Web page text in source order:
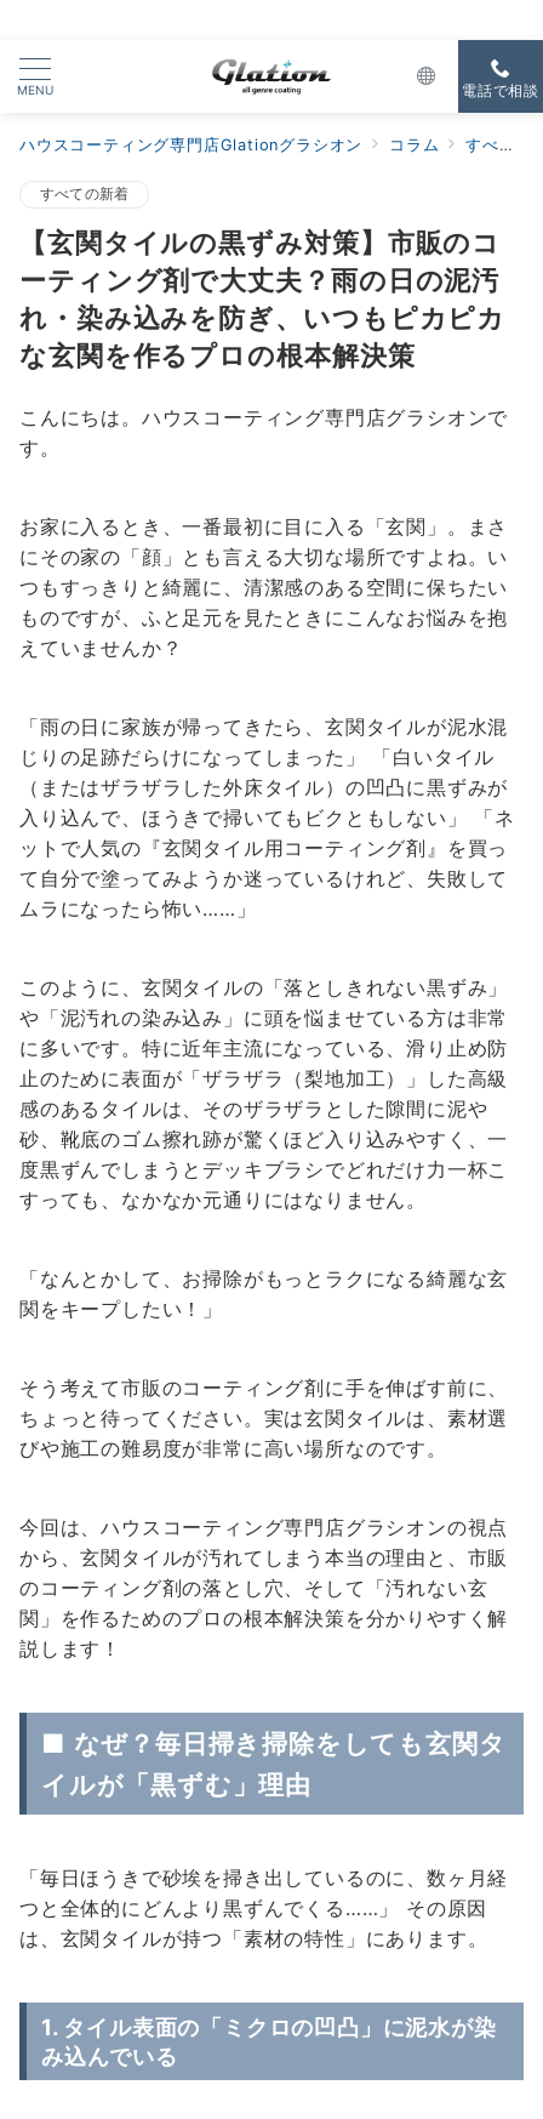
MENU 電話で相談
ハウスコーティング専門店Glationグラシオン コラム すべての新着
すべての新着
【玄関タイルの黒ずみ対策】市販のコ
ーティング剤で大丈夫？雨の日の泥汚
れ・染み込みを防ぎ、いつもピカピカ
な玄関を作るプロの根本解決策
こんにちは。ハウスコーティング専門店グラシオンで
す。
お家に入るとき、一番最初に目に入る「玄関」。まさ
にその家の「顔」とも言える大切な場所ですよね。い
つもすっきりと綺麗に、清潔感のある空間に保ちたい
ものですが、ふと足元を見たときにこんなお悩みを抱
えていませんか？
「雨の日に家族が帰ってきたら、玄関タイルが泥水混
じりの足跡だらけになってしまった」 「白いタイル
（またはザラザラした外床タイル）の凹凸に黒ずみが
入り込んで、ほうきで掃いてもビクともしない」 「ネ
ットで人気の『玄関タイル用コーティング剤』を買っ
て自分で塗ってみようか迷っているけれど、失敗して
ムラになったら怖い……」
このように、玄関タイルの「落としきれない黒ずみ」
や「泥汚れの染み込み」に頭を悩ませている方は非常
に多いです。特に近年主流になっている、滑り止め防
止のために表面が「ザラザラ（梨地加工）」した高級
感のあるタイルは、そのザラザラとした隙間に泥や
砂、靴底のゴム擦れ跡が驚くほど入り込みやすく、一
度黒ずんでしまうとデッキブラシでどれだけ力一杯こ
すっても、なかなか元通りにはなりません。
「なんとかして、お掃除がもっとラクになる綺麗な玄
関をキープしたい！」
そう考えて市販のコーティング剤に手を伸ばす前に、
ちょっと待ってください。実は玄関タイルは、素材選
びや施工の難易度が非常に高い場所なのです。
今回は、ハウスコーティング専門店グラシオンの視点
から、玄関タイルが汚れてしまう本当の理由と、市販
のコーティング剤の落とし穴、そして「汚れない玄
関」を作るためのプロの根本解決策を分かりやすく解
説します！
■ なぜ？毎日掃き掃除をしても玄関タ
イルが「黒ずむ」理由
「毎日ほうきで砂埃を掃き出しているのに、数ヶ月経
つと全体的にどんより黒ずんでくる……」 その原因
は、玄関タイルが持つ「素材の特性」にあります。
1. タイル表面の「ミクロの凹凸」に泥水が染
み込んでいる